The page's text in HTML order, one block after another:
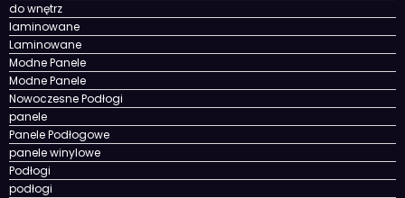
do wnętrz
laminowane
Laminowane
Modne Panele
Modne Panele
Nowoczesne Podłogi
panele
Panele Podłogowe
panele winylowe
Podłogi
podłogi